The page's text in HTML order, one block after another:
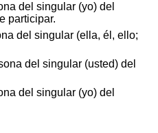
del singular (yo) del
participar.
del singular (ella, él, ello;
del singular (usted) del
del singular (yo) del